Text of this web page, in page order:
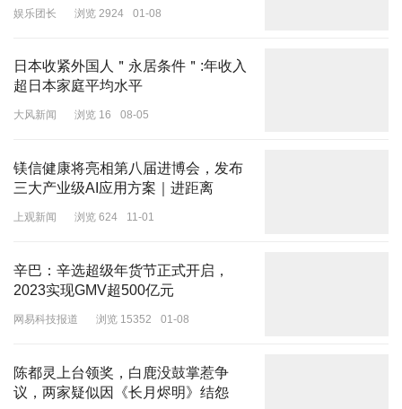
但23岁的他，怎么看起来像是33岁的？
这张脸上是一点少年感都不剩了，而且皮肤还不如黄晓明看着好呢。
高清镜头下，易烊千玺的脸上有着好几处痘坑痘印，胡茬也没刮得特
实在没有年轻人的朝气蓬勃。
既然是青年演员的代表，还是要拿出一些精神头来，起码要做好皮肤
管理吧？
娱乐团长 浏览 2924 01-08
日本收紧外国人＂永居条件＂:年收入
超日本家庭平均水平
大风新闻 浏览 16 08-05
镁信健康将亮相第八届进博会，发布
三大产业级AI应用方案｜进距离
上观新闻 浏览 624 11-01
辛巴：辛选超级年货节正式开启，
2023实现GMV超500亿元
网易科技报道 浏览 15352 01-08
陈都灵上台领奖，白鹿没鼓掌惹争
议，两家疑似因《长月烬明》结怨